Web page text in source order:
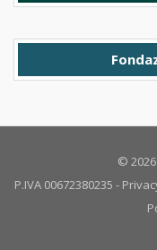
© 2026
P.IVA 00672380235 -